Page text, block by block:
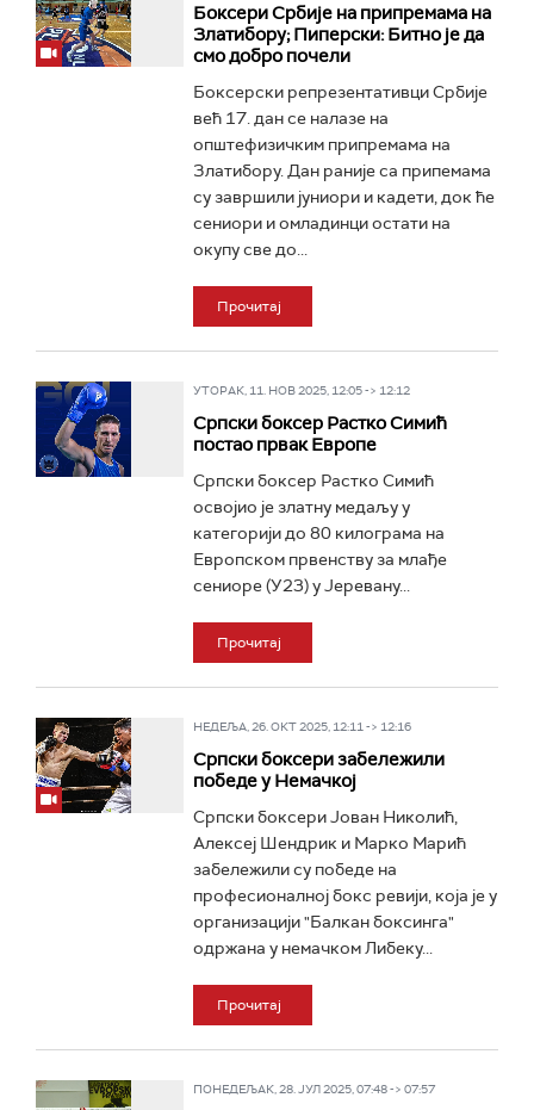
Боксери Србије на припремама на
Златибору; Пиперски: Битно је да
смо добро почели
Боксерски репрезентативци Србије
већ 17. дан се налазе на
општефизичким припремама на
Златибору. Дан раније са припемама
су завршили јуниори и кадети, док ће
сениори и омладинци остати на
окупу све до...
Прочитај
УТОРАК, 11. НОВ 2025, 12:05 -> 12:12
Српски боксер Растко Симић
постао првак Европе
Српски боксер Растко Симић
освојио је златну медаљу у
категорији до 80 килограма на
Европском првенству за млађе
сениоре (У23) у Јеревану...
Прочитај
НЕДЕЉА, 26. ОКТ 2025, 12:11 -> 12:16
Српски боксери забележили
победе у Немачкој
Српски боксери Јован Николић,
Алексеј Шендрик и Марко Марић
забележили су победе на
професионалној бокс ревији, која је у
организацији "Балкан боксинга"
одржана у немачком Либеку...
Прочитај
ПОНЕДЕЉАК, 28. ЈУЛ 2025, 07:48 -> 07:57